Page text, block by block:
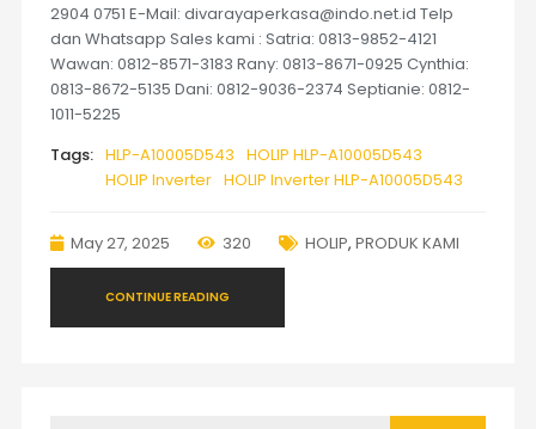
2904 0751 E-Mail: divarayaperkasa@indo.net.id Telp
dan Whatsapp Sales kami : Satria: 0813-9852-4121
Wawan: 0812-8571-3183 Rany: 0813-8671-0925 Cynthia:
0813-8672-5135 Dani: 0812-9036-2374 Septianie: 0812-
1011-5225
Tags: HLP-A10005D543 HOLIP HLP-A10005D543
HOLIP Inverter HOLIP Inverter HLP-A10005D543
May 27, 2025 320 HOLIP, PRODUK KAMI
CONTINUE READING